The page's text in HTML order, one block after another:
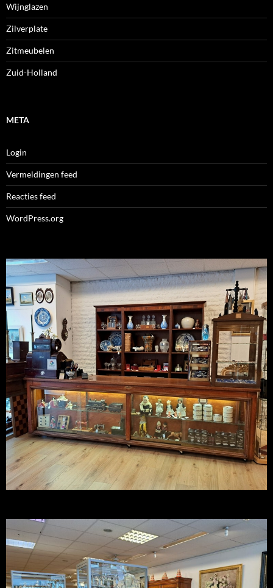
Wijnglazen
Zilverplate
Zitmeubelen
Zuid-Holland
META
Login
Vermeldingen feed
Reacties feed
WordPress.org